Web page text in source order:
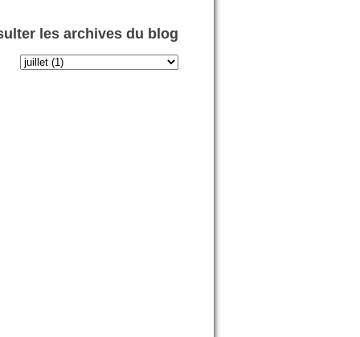
les archives du blog